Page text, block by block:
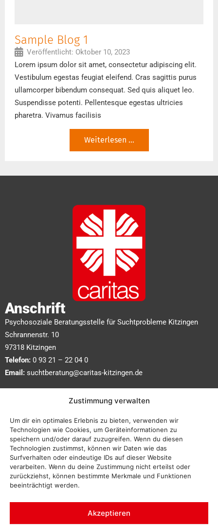
Zustimmung verwalten
Um dir ein optimales Erlebnis zu bieten, verwenden wir
Technologien wie Cookies, um Geräteinformationen zu
speichern und/oder darauf zuzugreifen. Wenn du diesen
Technologien zustimmst, können wir Daten wie das
Surfverhalten oder eindeutige IDs auf dieser Website
verarbeiten. Wenn du deine Zustimmung nicht erteilst oder
zurückziehst, können bestimmte Merkmale und Funktionen
beeinträchtigt werden.
Akzeptieren
Sample Blog 1
Veröffentlicht: Oktober 10, 2023
Lorem ipsum dolor sit amet, consectetur adipiscing elit.
Vestibulum egestas feugiat eleifend. Cras sagittis purus
ullamcorper bibendum consequat. Sed quis aliquet leo.
Suspendisse potenti. Pellentesque egestas ultricies
pharetra. Vivamus facilisis
Weiterlesen ...
Anschrift
Psychosoziale Beratungsstelle für Suchtprobleme Kitzingen
Schrannenstr. 10
97318 Kitzingen
Telefon: 0 93 21 – 22 04 0
Email: suchtberatung@caritas-kitzingen.de
Wir sind erreichbar:
bitte telefonisch oder persönlich
während der Bürozeiten vereinbaren:
Montag bis Donnerstag:
09:00 – 12:00 Uhr und
14:00 – 16:00 Uhr